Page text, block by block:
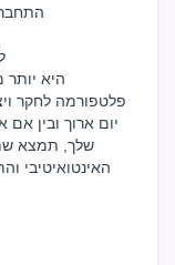
פלטפורמה לחקר
יום ארוך ובין
שלך, תמצא
האינטואיטיבי